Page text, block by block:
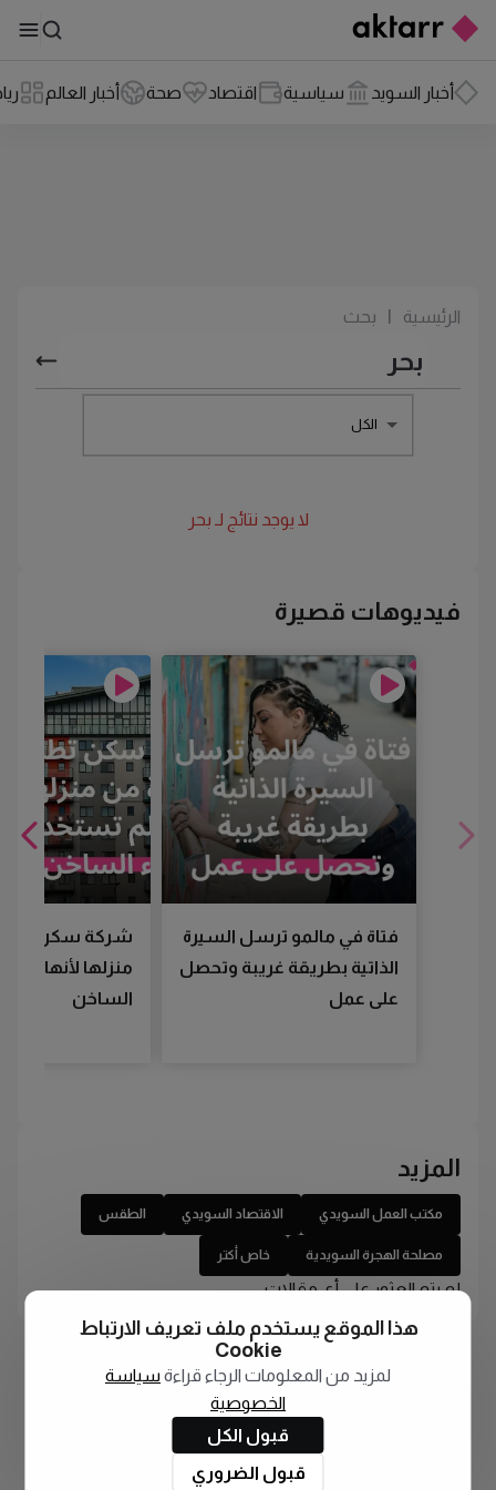
أخبار السويد سياسية اقتصاد صحة أخبار العالم
الرئيسية بحث
الكل
لا يوجد نتائج لـ بحر
فيديوهات قصيرة
فتاة في مالمو ترسل السيرة
الذاتية بطريقة غريبة وتحصل
على عمل
شركة سكن
منزلها لأنها لم
الساخن
المزيد
مكتب العمل السويدي الاقتصاد السويدي الطقس
مصلحة الهجرة السويدية خاص أكتر
لم يتم العثور على أي مقالات
هذا الموقع يستخدم ملف تعريف الارتباط
Cookie
لمزيد من المعلومات الرجاء قراءة سياسة
الخصوصية
قبول الكل
قبول الضروري